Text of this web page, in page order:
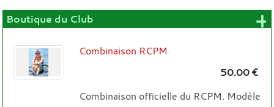
Boutique du Club
Combinaison RCPM
50.00 €
Combinaison officielle du RCPM. Modèle